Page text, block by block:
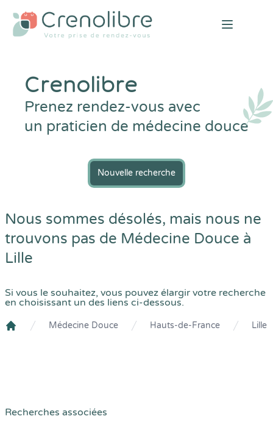
Open
Crenolibre
Prenez rendez-vous avec
un praticien de médecine douce
Nouvelle recherche
Nous sommes désolés, mais nous ne
trouvons pas de Médecine Douce à
Lille
Si vous le souhaitez, vous pouvez élargir votre recherche
en choisissant un des liens ci-dessous.
Médecine Douce Hauts-de-France Lille
Recherches associées